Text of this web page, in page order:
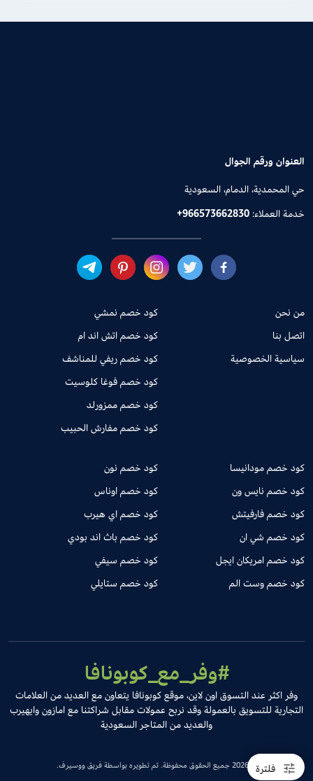
فلترة
العنوان ورقم الجوال
حي المحمدية، الدمام، السعودية
خدمة العملاء:+966573662830
من نحن
اتصل بنا
سياسية الخصوصية
كود خصم نمشي
كود خصم اتش اند ام
كود خصم ريفي للمناشف
كود خصم فوغا كلوسيت
كود خصم ممزورلد
كود خصم مفارش الحبيب
كود خصم مودانيسا
كود خصم نايس ون
كود خصم فارفيتش
كود خصم شي ان
كود خصم امريكان ايجل
كود خصم وست الم
كود خصم نون
كود خصم اوناس
كود خصم اي هيرب
كود خصم باث اند بودي
كود خصم سيفي
كود خصم ستايلي
#وفر_مع_كوبونافا
وفر اكثر عند التسوق اون لاين، موقع كوبونافا يتعاون مع العديد من العلامات
التجارية للتسويق بالعمولة وقد نربح عمولات مقابل شراكتنا مع امازون وايهيرب
والعديد من المتاجر السعودية
© 2026 جميع الحقوق محفوظة. تم تطويره بواسطة فريق ووسيرف.